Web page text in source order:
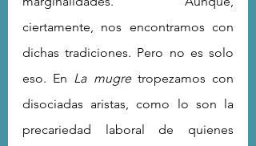
ciertamente, nos encontramos con
dichas tradiciones. Pero no es solo
eso. En La mugre tropezamos con
disociadas aristas, como lo son la
precariedad laboral de quienes